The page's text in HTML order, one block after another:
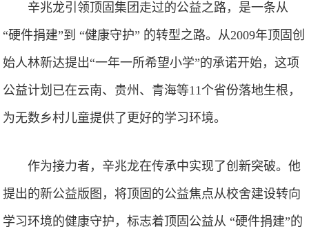
辛兆龙引领顶固集团走过的公益之路，是一条从
“硬件捐建”到 “健康守护” 的转型之路。从2009年顶固创
始人林新达提出“一年一所希望小学”的承诺开始，这项
公益计划已在云南、贵州、青海等11个省份落地生根，
为无数乡村儿童提供了更好的学习环境。
作为接力者，辛兆龙在传承中实现了创新突破。他
提出的新公益版图，将顶固的公益焦点从校舍建设转向
学习环境的健康守护，标志着顶固公益从 “硬件捐建”的